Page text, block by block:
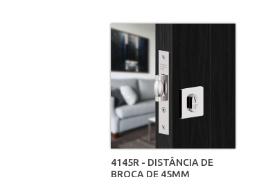
4145R - DISTÂNCIA DE
BROCA DE 45MM